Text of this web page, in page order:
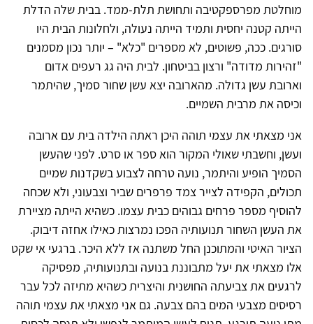
מוחלטת מפרספקטיבה ותחושת תלת-ממד. בבית שלה הדלת
הייתה קטנה יחסית ותמיד הייתה נעולה, ולחלונות הבית היו
סורגים. ככה, פשוטים, לא מספרים "כלא" – יותר נכון מסמנים
"זהירות מדודה" ורצון בביטחון. לבית היה גג רעפים אדום
וארובת עשן גדולה. מהארובה יצא עשן שחור סמיך, שהיתמר
וכיסה את מרבית השמיים.
אני מצאתי את עצמי תוהה היכן ראתה הילדה בית עם ארובה
ועשן, וחשבתי שאולי המקור הוא ספר או סרט. לפני שהעשן
הסמיך הופיע והיתמר, נועה טרחה לצבוע בשקדנות שמיים
תכולים, הקפידה לצייר צמד פרפרים שביר וצבעוני, ולא שכחה
להוסיף מספר פרחים גבוהים כבית עצמו. כשהיא הייתה מציירת
את העשן השחור תנועותיה הפכו נמרצות כאילו אחזה דיבוק.
הציור האיטי והמתוכנן החל משתנה אז ללא היכר. ברגעי אי שקט
אלו מצאתי את יעל מתבוננת בנועה ובתנועותיה, מפסיקה
לרגעים את צביעתה החושנית והיצרית כשהיא מתיזה לכל עבר
רסיסים מצבעי המים בהם צבעה. גם אני מצאתי את עצמי תוהה